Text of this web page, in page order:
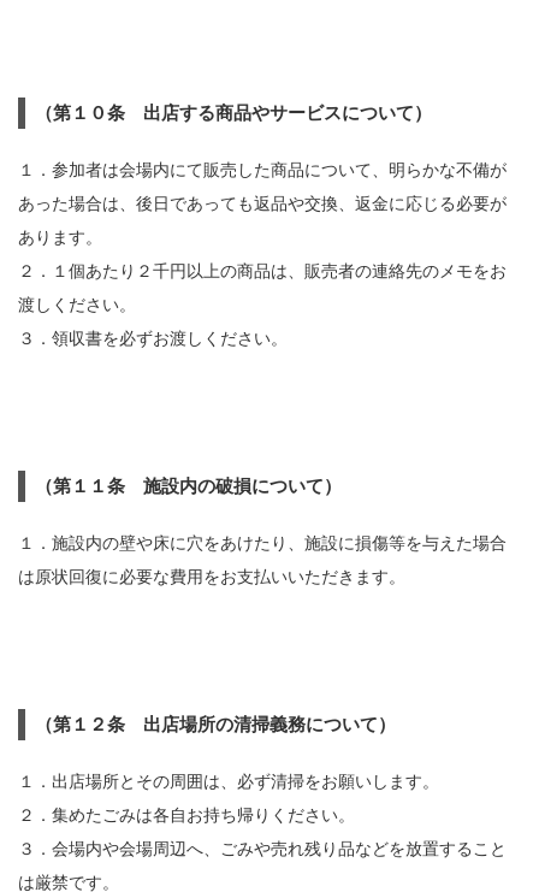
（第１０条 出店する商品やサービスについて）
１．参加者は会場内にて販売した商品について、明らかな不備が
あった場合は、後日であっても返品や交換、返金に応じる必要が
あります。
２．１個あたり２千円以上の商品は、販売者の連絡先のメモをお
渡しください。
３．領収書を必ずお渡しください。
（第１１条 施設内の破損について）
１．施設内の壁や床に穴をあけたり、施設に損傷等を与えた場合
は原状回復に必要な費用をお支払いいただきます。
（第１２条 出店場所の清掃義務について）
１．出店場所とその周囲は、必ず清掃をお願いします。
２．集めたごみは各自お持ち帰りください。
３．会場内や会場周辺へ、ごみや売れ残り品などを放置すること
は厳禁です。